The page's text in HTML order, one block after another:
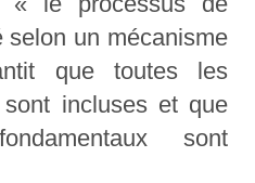
selon un mécanisme
que toutes les
incluses et que
sont